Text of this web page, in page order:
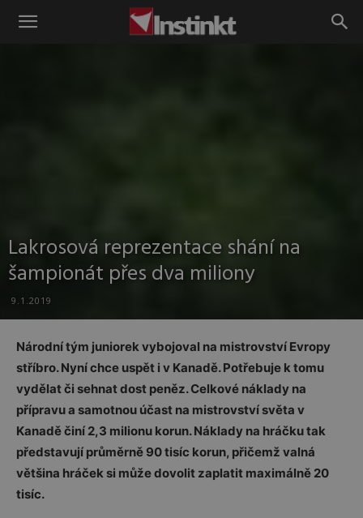
Instinkt
Lakrosová reprezentace shání na
šampionát přes dva miliony
9.1.2019
Národní tým juniorek vybojoval na mistrovství Evropy
stříbro. Nyní chce uspět i v Kanadě. Potřebuje k tomu
vydělat či sehnat dost peněz. Celkové náklady na
přípravu a samotnou účast na mistrovství světa v
Kanadě činí 2,3 milionu korun. Náklady na hráčku tak
představují průměrně 90 tisíc korun, přičemž valná
většina hráček si může dovolit zaplatit maximálně 20
tisíc.